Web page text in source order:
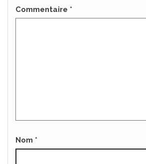
Commentaire *
Nom *